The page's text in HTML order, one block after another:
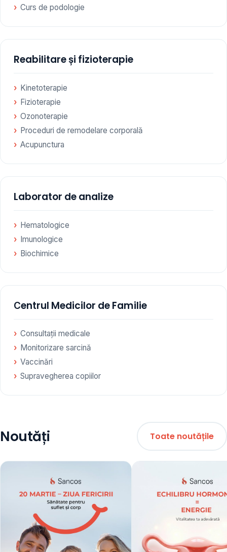
Curs de podologie
Reabilitare și fizioterapie
Kinetoterapie
Fizioterapie
Ozonoterapie
Proceduri de remodelare corporală
Acupunctura
Laborator de analize
Hematologice
Imunologice
Biochimice
Сentrul Medicilor de Familie
Consultații medicale
Monitorizare sarcină
Vaccinări
Supravegherea copiilor
Noutăți Toate noutățile